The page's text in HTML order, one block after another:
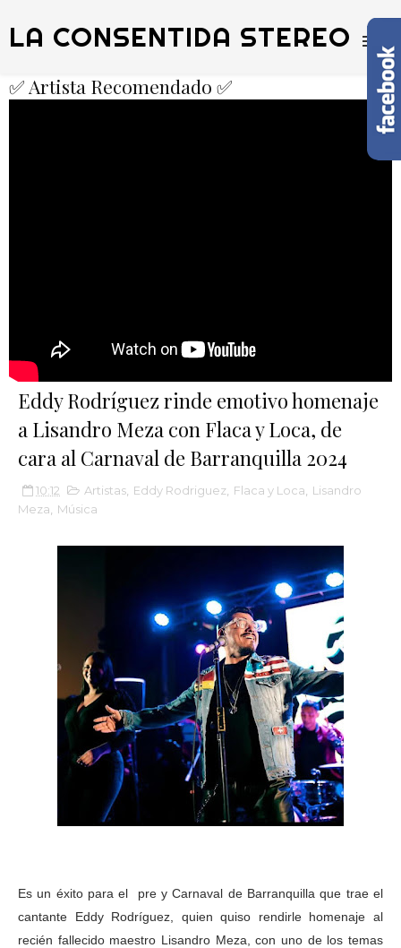
LA CONSENTIDA STEREO
✅ Artista Recomendado ✅
Eddy Rodríguez rinde emotivo homenaje
a Lisandro Meza con Flaca y Loca, de
cara al Carnaval de Barranquilla 2024
10:12 Artistas Eddy Rodriguez Flaca y Loca
Lisandro
Meza
Música
Es un éxito para el pre y Carnaval de Barranquilla que trae el
cantante Eddy Rodríguez, quien quiso rendirle homenaje al
recién fallecido maestro Lisandro Meza, con uno de los temas